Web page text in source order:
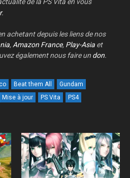
de la PS Vita en vous
.
achetant depuis les liens de nos
, Amazon France, Play-Asia et
également nous faire un don.
Beat them All
Gundam
Mise à jour PS Vita PS4